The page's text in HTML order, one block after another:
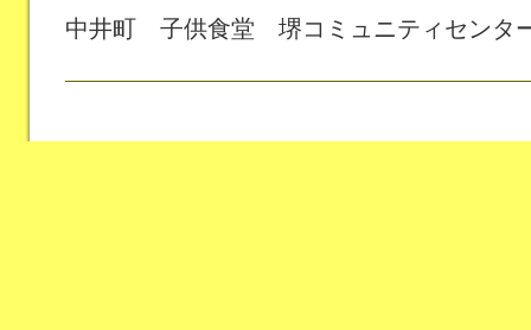
中井町 子供食堂 堺コミュニティセンタ